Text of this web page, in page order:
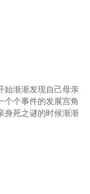
始渐渐发现自己母亲
个个事件的发展宫角
身死之谜的时候渐渐